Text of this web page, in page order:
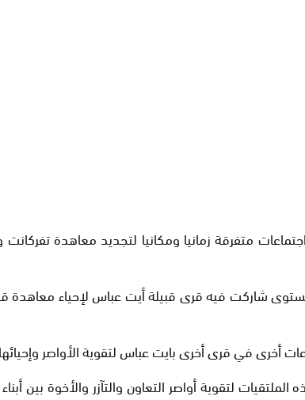
متفرقة زمانيا ومكانيا لتجديد معاهدة
شاركت فيه قرى قبيلة أيت عباس لإحياء معاهدة
أخرى في قرى أخرى بايت عباس لتقوية الأواصر
لتقوية أواصر التعاون والتآزر والأخوة بين